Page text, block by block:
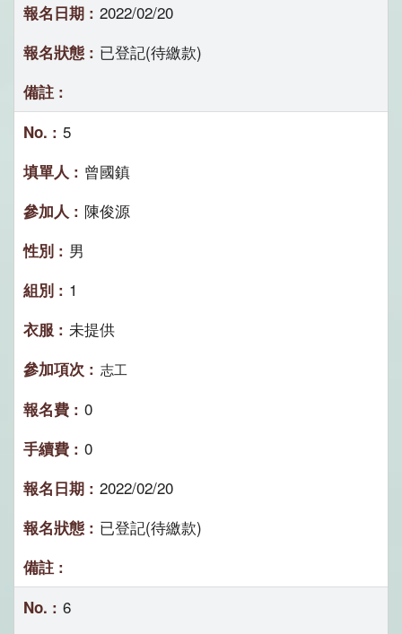
2022/02/20
已登記(待繳款)
5
曾國鎮
陳俊源
男
1
未提供
志工
0
0
2022/02/20
已登記(待繳款)
6